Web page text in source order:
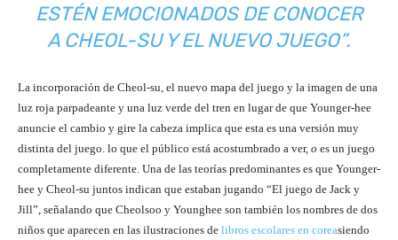
ESTÉN EMOCIONADOS DE CONOCER
A CHEOL-SU Y EL NUEVO JUEGO”.
La incorporación de Cheol-su, el nuevo mapa del juego y la imagen de una
luz roja parpadeante y una luz verde del tren en lugar de que Younger-hee
anuncie el cambio y gire la cabeza implica que esta es una versión muy
distinta del juego. lo que el público está acostumbrado a ver, o es un juego
completamente diferente. Una de las teorías predominantes es que Younger-
hee y Cheol-su juntos indican que estaban jugando “El juego de Jack y
Jill”, señalando que Cheolsoo y Younghee son también los nombres de dos
niños que aparecen en las ilustraciones de libros escolares en coreasiendo